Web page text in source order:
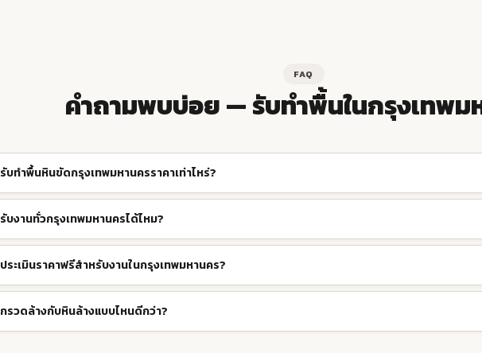
FAQ
คำถามพบบ่อย — รับทำพื้นในกรุงเทพม
รับทำพื้นหินขัดกรุงเทพมหานครราคาเท่าไหร่?
รับงานทั่วกรุงเทพมหานครได้ไหม?
ประเมินราคาฟรีสำหรับงานในกรุงเทพมหานคร?
กรวดล้างกับหินล้างแบบไหนดีกว่า?